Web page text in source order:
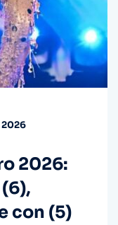
2026
2026:
con (5)